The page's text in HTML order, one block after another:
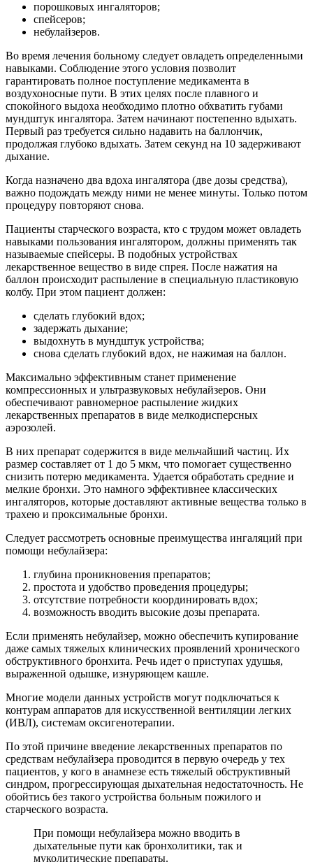
порошковых ингаляторов;
спейсеров;
небулайзеров.
Во время лечения больному следует овладеть определенными
навыками. Соблюдение этого условия позволит
гарантировать полное поступление медикамента в
воздухоносные пути. В этих целях после плавного и
спокойного выдоха необходимо плотно обхватить губами
мундштук ингалятора. Затем начинают постепенно вдыхать.
Первый раз требуется сильно надавить на баллончик,
продолжая глубоко вдыхать. Затем секунд на 10 задерживают
дыхание.
Когда назначено два вдоха ингалятора (две дозы средства),
важно подождать между ними не менее минуты. Только потом
процедуру повторяют снова.
Пациенты старческого возраста, кто с трудом может овладеть
навыками пользования ингалятором, должны применять так
называемые спейсеры. В подобных устройствах
лекарственное вещество в виде спрея. После нажатия на
баллон происходит распыление в специальную пластиковую
колбу. При этом пациент должен:
сделать глубокий вдох;
задержать дыхание;
выдохнуть в мундштук устройства;
снова сделать глубокий вдох, не нажимая на баллон.
Максимально эффективным станет применение
компрессионных и ультразвуковых небулайзеров. Они
обеспечивают равномерное распыление жидких
лекарственных препаратов в виде мелкодисперсных
аэрозолей.
В них препарат содержится в виде мельчайший частиц. Их
размер составляет от 1 до 5 мкм, что помогает существенно
снизить потерю медикамента. Удается обработать средние и
мелкие бронхи. Это намного эффективнее классических
ингаляторов, которые доставляют активные вещества только в
трахею и проксимальные бронхи.
Следует рассмотреть основные преимущества ингаляций при
помощи небулайзера:
глубина проникновения препаратов;
простота и удобство проведения процедуры;
отсутствие потребности координировать вдох;
возможность вводить высокие дозы препарата.
Если применять небулайзер, можно обеспечить купирование
даже самых тяжелых клинических проявлений хронического
обструктивного бронхита. Речь идет о приступах удушья,
выраженной одышке, изнуряющем кашле.
Многие модели данных устройств могут подключаться к
контурам аппаратов для искусственной вентиляции легких
(ИВЛ), системам оксигенотерапии.
По этой причине введение лекарственных препаратов по
средствам небулайзера проводится в первую очередь у тех
пациентов, у кого в анамнезе есть тяжелый обструктивный
синдром, прогрессирующая дыхательная недостаточность. Не
обойтись без такого устройства больным пожилого и
старческого возраста.
При помощи небулайзера можно вводить в
дыхательные пути как бронхолитики, так и
муколитические препараты.